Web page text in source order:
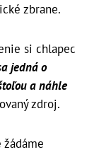
zbrane.
si chlapec
jedná o
a náhle
zdroj.